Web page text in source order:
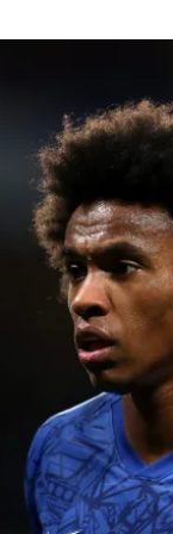
תל אביב
באר שבע
נתניה